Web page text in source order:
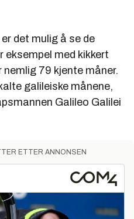
det mulig å se de
med kikkert
79 kjente måner.
galileiske månene,
Galileo Galilei
ETTER ANNONSEN